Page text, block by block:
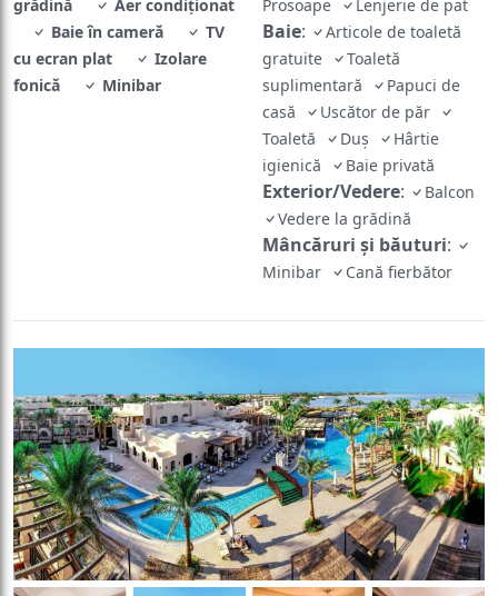
grădină
Aer condiţionat
Baie în cameră
TV
cu ecran plat
Izolare
fonică
Minibar
Prosoape Lenjerie de pat
Baie:
Articole de toaletă
gratuite
Toaletă
suplimentară
Papuci de
casă
Uscător de păr
Toaletă
Duş
Hârtie
igienică
Baie privată
Exterior/Vedere:
Balcon
Vedere la grădină
Mâncăruri și băuturi:
Minibar Cană fierbător